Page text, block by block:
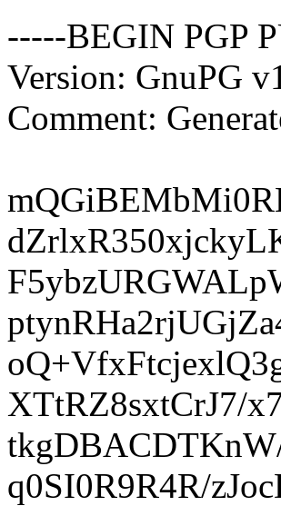
-----BEGIN PGP
Version: GnuPG
Comment:
XTtRZ8sxtCrJ7/
q0SI0R9R4R/